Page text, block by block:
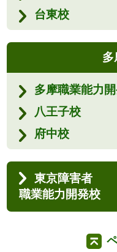
台東校
多
多摩職業能力
八王子校
府中校
東京障害者
職業能力開発校